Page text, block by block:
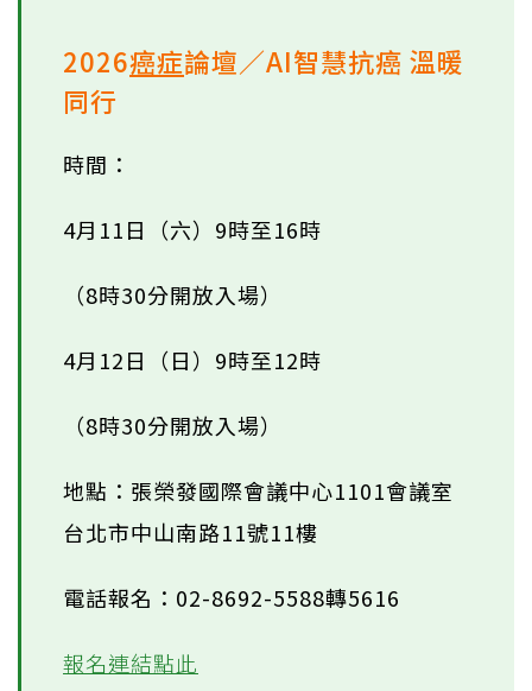
2026癌症論壇／AI智慧抗癌 溫暖
同行
時間：
4月11日（六）9時至16時
（8時30分開放入場）
4月12日（日）9時至12時
（8時30分開放入場）
地點：張榮發國際會議中心1101會議室
台北市中山南路11號11樓
電話報名：02-8692-5588轉5616
報名連結點此